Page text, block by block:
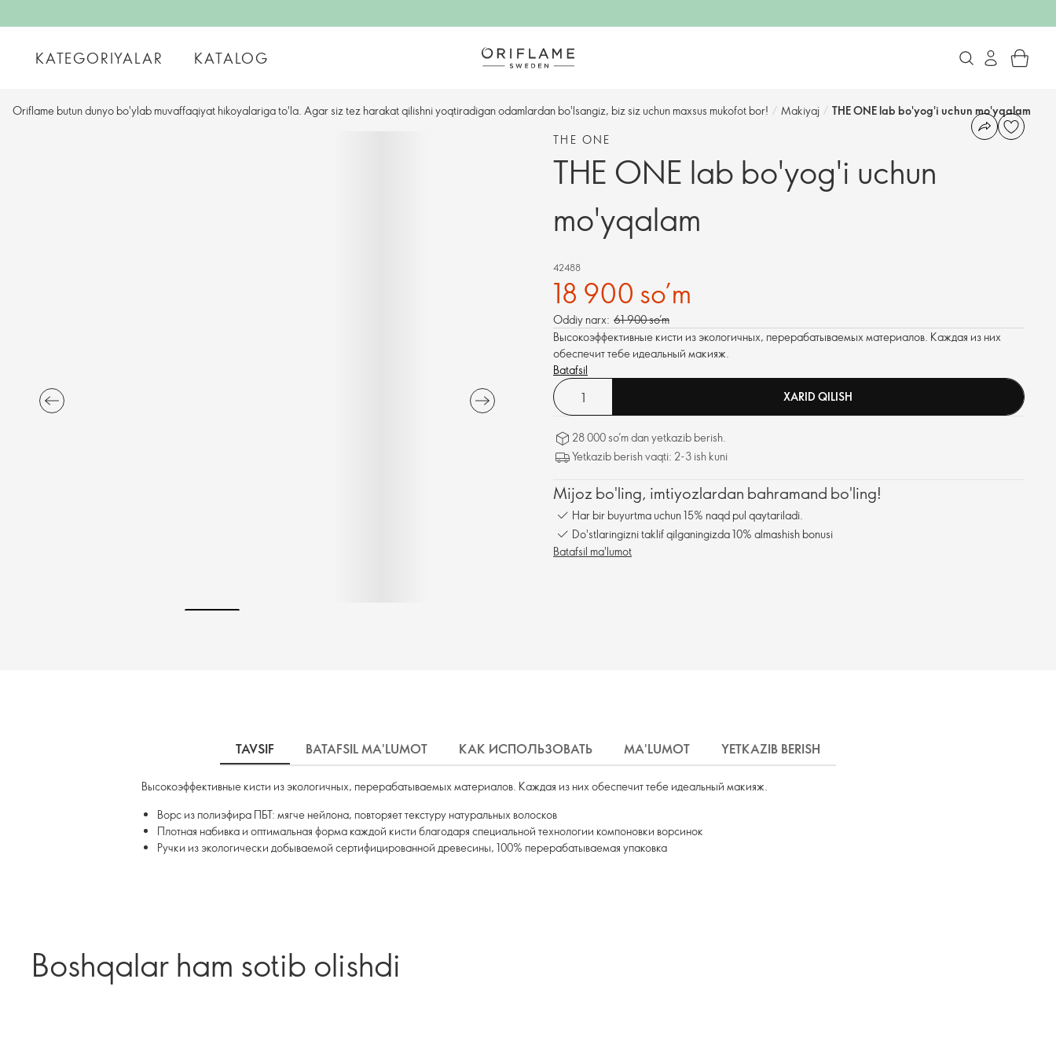
KATEGORIYALAR KATALOG
Oriflame butun dunyo bo'ylab muvaffaqiyat hikoyalariga to'la. Agar siz tez harakat qilishni yoqtiradigan odamlardan bo'lsangiz, biz siz uchun maxsus mukofot bor! / Makiyaj / THE ONE lab bo'yog'i uchun mo'yqalam
THE ONE
THE ONE lab bo'yog'i uchun
mo'yqalam
42488
18 900 so’m
Oddiy narx: 61 900 so’m
Высокоэффективные кисти из экологичных, перерабатываемых материалов. Каждая из них
обеспечит тебе идеальный макияж.
Batafsil
XARID QILISH
28 000 so’m dan yetkazib berish.
Yetkazib berish vaqti: 2-3 ish kuni
Mijoz bo'ling, imtiyozlardan bahramand bo'ling!
Har bir buyurtma uchun 15% naqd pul qaytariladi.
Do'stlaringizni taklif qilganingizda 10% almashish bonusi
Batafsil ma'lumot
TAVSIF BATAFSIL MA'LUMOT КАК ИСПОЛЬЗОВАТЬ MA'LUMOT YETKAZIB BERISH
Высокоэффективные кисти из экологичных, перерабатываемых материалов. Каждая из них обеспечит тебе идеальный макияж.
Ворс из полиэфира ПБТ: мягче нейлона, повторяет текстуру натуральных волосков
Плотная набивка и оптимальная форма каждой кисти благодаря специальной технологии компоновки ворсинок
Ручки из экологически добываемой сертифицированной древесины, 100% перерабатываемая упаковка
Boshqalar ham sotib olishdi